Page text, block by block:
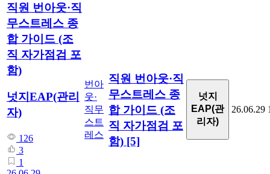
직원 번아웃·직
무스트레스 종
합 가이드 (조
직 자가점검 포
함)
넛지EAP(관리
자)
126
3
1
번아
웃·
직무
스트
레스
직원 번아웃·직
무스트레스 종
합 가이드 (조
직 자가점검 포
함) [5]
넛지
EAP(관
리자)
26.06.29